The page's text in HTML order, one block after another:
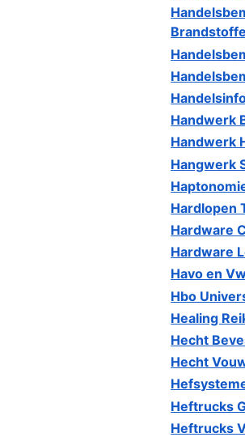
Handwerk
Handwerk
Hangwerk
Hardlopen
Hardware
Hardware
Havo en
Hbo
Healing
Hecht
Hecht
Heftrucks
Heftrucks